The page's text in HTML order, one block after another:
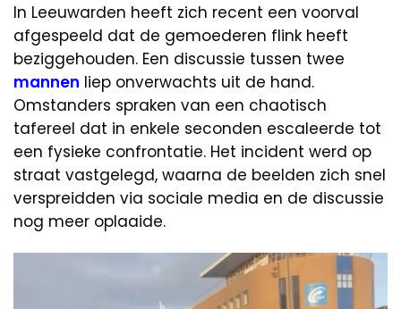
In Leeuwarden heeft zich recent een voorval
afgespeeld dat de gemoederen flink heeft
beziggehouden. Een discussie tussen twee
mannen liep onverwachts uit de hand.
Omstanders spraken van een chaotisch
tafereel dat in enkele seconden escaleerde tot
een fysieke confrontatie. Het incident werd op
straat vastgelegd, waarna de beelden zich snel
verspreidden via sociale media en de discussie
nog meer oplaaide.